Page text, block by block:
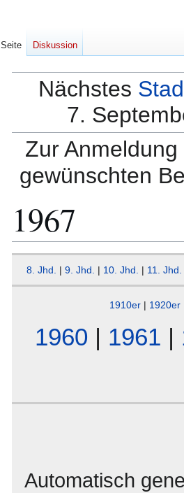
Nächstes
7.
Zur
gewünschten
1967
Navigation
Suche
8. Jhd. | 9. Jhd. | 10. Jhd. | 11. Jhd.
1910er | 1920er
1960 | 1961 |
Automatisch
Seite Diskussion